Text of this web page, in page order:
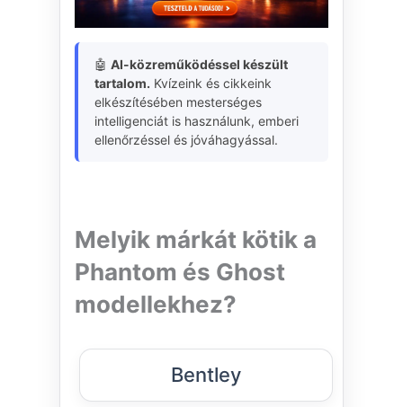
🤖 AI-közreműködéssel készült
tartalom. Kvízeink és cikkeink
elkészítésében mesterséges
intelligenciát is használunk, emberi
ellenőrzéssel és jóváhagyással.
Melyik márkát kötik a
Phantom és Ghost
modellekhez?
Bentley